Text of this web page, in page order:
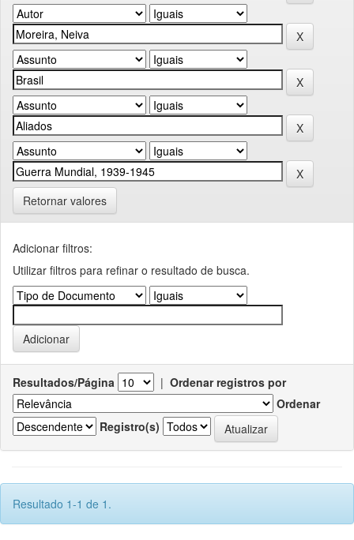
Retornar valores
Adicionar filtros:
Utilizar filtros para refinar o resultado de busca.
Resultados/Página | Ordenar registros por
Ordenar
Registro(s)
Resultado 1-1 de 1.